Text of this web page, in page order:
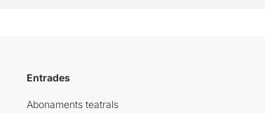
Entrades
Abonaments teatrals